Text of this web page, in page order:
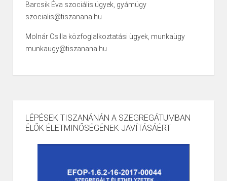
Barcsik Éva szociális ügyek, gyámügy
szocialis@tiszanana.hu
Molnár Csilla közfoglalkoztatási ügyek, munkaügy
munkaugy@tiszanana.hu
LÉPÉSEK TISZANÁNÁN A SZEGREGÁTUMBAN
ÉLŐK ÉLETMINŐSÉGÉNEK JAVÍTÁSÁÉRT